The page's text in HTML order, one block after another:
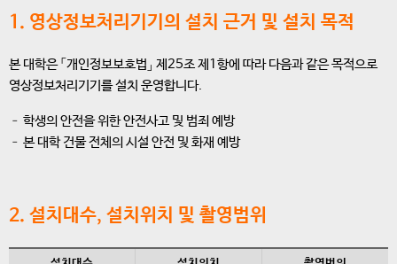
1. 영상정보처리기기의 설치 근거 및 설치 목적
본 대학은「개인정보보호법」 제25조 제1항에 따라 다음과 같은 목적으로
영상정보처리기기를 설치 운영합니다.
– 학생의 안전을 위한 안전사고 및 범죄 예방
– 본 대학 건물 전체의 시설 안전 및 화재 예방
2. 설치대수, 설치위치 및 촬영범위